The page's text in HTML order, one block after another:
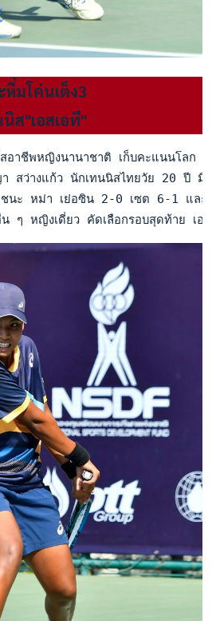
มโค่นเต็ง3
ส"เอสเอที"
าชีพหญิงนานาชาติ เก็บคะแนนโลก
สว่างแก้ว นักเทนนิสไทยวัย 20 ปี มื
ะ หม่า เย่อซิน 2-0 เซต 6-1 และ
ๆ หญิงเดี่ยว คัดเลือกรอบสุดท้าย เ